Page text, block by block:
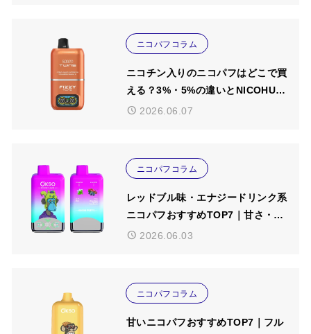
マイページ
ニコパフコラム
ニコチン入りのニコパフはどこで買
える？3%・5%の違いとNICOHUB
おすすめ商品を紹介【2026年6月
2026.06.07
ニコパフコラム
レッドブル味・エナジードリンク系
ニコパフおすすめTOP7｜甘さ・清
涼感・吸いやすさを比較【2026年5
2026.06.03
ニコパフコラム
甘いニコパフおすすめTOP7｜フル